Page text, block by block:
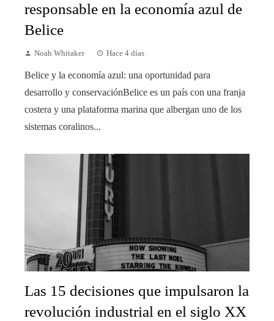
responsable en la economía azul de
Belice
Noah Whitaker Hace 4 días
Belice y la economía azul: una oportunidad para
desarrollo y conservaciónBelice es un país con una franja
costera y una plataforma marina que albergan uno de los
sistemas coralinos...
Las 15 decisiones que impulsaron la
revolución industrial en el siglo XX